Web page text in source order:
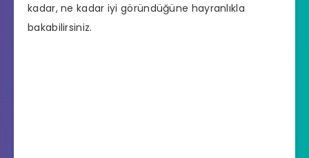
kadar, ne kadar iyi göründüğüne hayranlıkla
bakabilirsiniz.